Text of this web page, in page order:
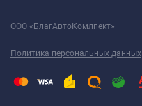
ООО «БлагАвтоКомлпект»
Политика персональных данных